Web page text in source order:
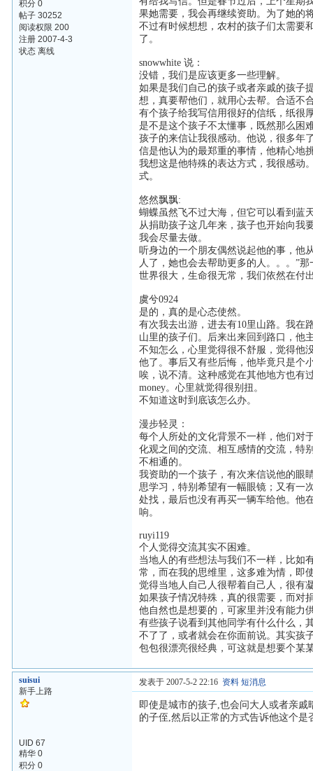
积分 0
帖子 30252
阅读权限 200
注册 2007-4-3
状态 离线
果她需要，我会再继续资助。为了她的
不过有时候想想，农村的孩子们太需要
了。
snowwhite 说：
没错，我们是应该更多一些理解。
如果是我们自己的孩子或者亲戚的孩子
想，真要帮他们，就用心去帮。合适不
有个孩子给我写信用很好的信纸，纸很
是不是这个孩子不太懂事，既然那么困
孩子的来信让我很感动。他说，很多年
信是他认为的最郑重的事情，他精心地
我想这是他特殊的表达方式，我很感动
式。
悠然飘飘:
蝴蝶虽然飞不过大海，但它可以看到蓝
从捐助孩子这几年来，孩子也开始向我
我会尽量去做。
听身边的一个朋友偶然说起他的事，他
人了，她也会去帮助更多的人。。。”
世界很大，生命很无常，我们依然在付
虞兮0924
是的，真的是心态使然。
有次我去出游，进去有10里山路。我在
山里的孩子们。后来出来回到路口，他
不知怎么，心里觉得很不舒服，觉得他
他了。事后又有些后悔，他毕竟只是个
唉，说不清。这种感觉在其他地方也有
money。心里就觉得很别扭。
不知道这时到底该怎么办。
漫步轻灵：
每个人所处的文化背景不一样，他们对
化观之间的交流、相互感情的交流，特
不相通的。
我资助的一个孩子，有次来信说他的眼
思学习，特别希望有一幅眼镜；又有一
处找，最后也没有再买一辆车给他。他
响。
ruyi119
个人觉得交流其实不困难。
当地人的有些想法与我们不一样，比如
常，而在我的思维里，这多难为情，即
觉得当地人自己人很帮着自己人，很有
如果孩子情况特殊，真的很需要，而对
他自然也是想要的，可家里并没有能力
有些孩子说看到其他同学有什么什么，
不了了，或者就会在你面前说。其实孩
包包很漂亮很经典，可这就是想要个某
suisui
新手上路
UID 67
精华 0
积分 0
发表于 2007-5-2 22:16 资料 短消息
即使是城市的孩子,也会问大人或者亲
的子侄,然后以正常的方式告诉他这个是